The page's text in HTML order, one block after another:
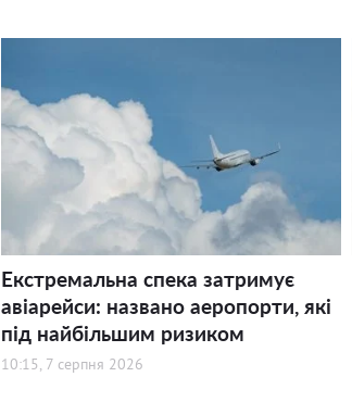
Екстремальна спека затримує
авіарейси: названо аеропорти, які
під найбільшим ризиком
10:15, 7 серпня 2026